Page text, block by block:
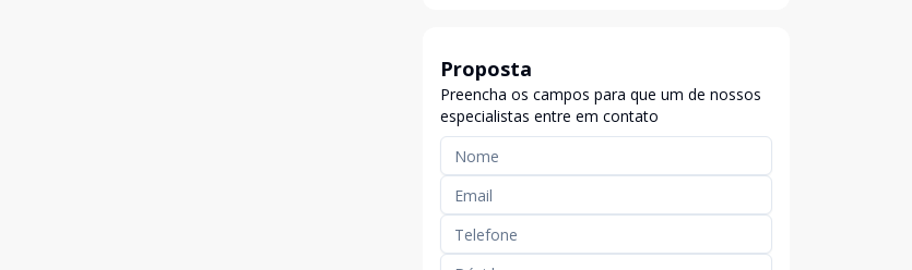
Proposta
Preencha os campos para que um de nossos
especialistas entre em contato